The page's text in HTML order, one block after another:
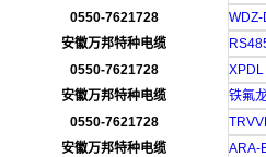
0550-7621728
安徽万邦特种电缆
0550-7621728
安徽万邦特种电缆
铁氟
0550-7621728
安徽万邦特种电缆
ARA-